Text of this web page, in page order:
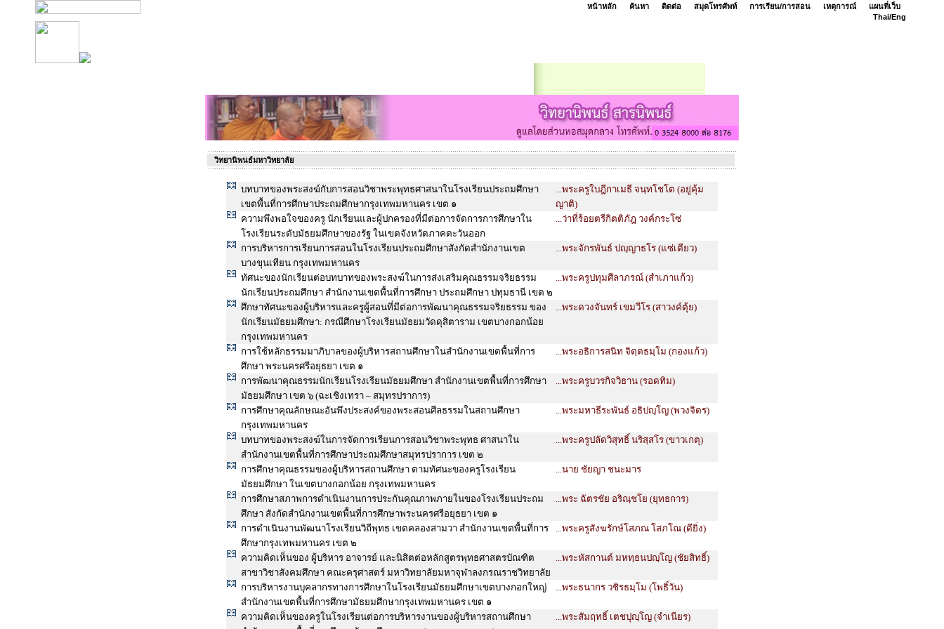
หน้าหลัก ค้นหา ติดต่อ สมุดโทรศัพท์ การเรียน/การสอน เหตุการณ์
แผนที่เว็บ
Thai/Eng
วิทยานิพนธ์มหาวิทยาลัย
บทบาทของพระสงฆ์กับการสอนวิชาพระพุทธศาสนาในโรงเรียนประถมศึกษา
เขตพื้นที่การศึกษาประถมศึกษากรุงเทพมหานคร เขต ๑
...พระครูใบฎีกาเมธี จนฺทโชโต (อยู่คุ้ม
ญาติ)
ความพึงพอใจของครู นักเรียนและผู้ปกครองที่มีต่อการจัดการการศึกษาใน
โรงเรียนระดับมัธยมศึกษาของรัฐ ในเขตจังหวัดภาคตะวันออก
...ว่าที่ร้อยตรีกิตติภัฎ วงค์กระโซ่
การบริหารการเรียนการสอนในโรงเรียนประถมศึกษาสังกัดสำนักงานเขต
บางขุนเทียน กรุงเทพมหานคร
...พระจักรพันธ์ ปญฺญาธโร (แซ่เตียว)
ทัศนะของนักเรียนต่อบทบาทของพระสงฆ์ในการส่งเสริมคุณธรรมจริยธรรม
นักเรียนประถมศึกษา สำนักงานเขตพื้นที่การศึกษา ประถมศึกษา ปทุมธานี เขต ๒
...พระครูปทุมศีลาภรณ์ (สำเภาแก้ว)
ศึกษาทัศนะของผู้บริหารและครูผู้สอนที่มีต่อการพัฒนาคุณธรรมจริยธรรม ของ
นักเรียนมัธยมศึกษา: กรณีศึกษาโรงเรียนมัธยมวัดดุสิตาราม เขตบางกอกน้อย
กรุงเทพมหานคร
...พระดวงจันทร์ เขมวีโร (สาวงค์ตุ้ย)
การใช้หลักธรรมมาภิบาลของผู้บริหารสถานศึกษาในสำนักงานเขตพื้นที่การ
ศึกษา พระนครศรีอยุธยา เขต ๑
...พระอธิการสนิท จิตฺตธมฺโม (กองแก้ว)
การพัฒนาคุณธรรมนักเรียนโรงเรียนมัธยมศึกษา สำนักงานเขตพื้นที่การศึกษา
มัธยมศึกษา เขต ๖ (ฉะเชิงเทรา – สมุทรปราการ)
...พระครูบวรกิจวิธาน (รอดทิม)
การศึกษาคุณลักษณะอันพึงประสงค์ของพระสอนศีลธรรมในสถานศึกษา
กรุงเทพมหานคร
...พระมหาธีระพันธ์ อธิปญฺโญ (พวงจิตร)
บทบาทของพระสงฆ์ในการจัดการเรียนการสอนวิชาพระพุทธ ศาสนาใน
สำนักงานเขตพื้นที่การศึกษาประถมศึกษาสมุทรปราการ เขต ๒
...พระครูปลัดวิสุทธิ์ นริสฺสโร (ขาวเกตุ)
การศึกษาคุณธรรมของผู้บริหารสถานศึกษา ตามทัศนะของครูโรงเรียน
มัธยมศึกษา ในเขตบางกอกน้อย กรุงเทพมหานคร
...นาย ชัยญา ชนะมาร
การศึกษาสภาพการดำเนินงานการประกันคุณภาพภายในของโรงเรียนประถม
ศึกษา สังกัดสำนักงานเขตพื้นที่การศึกษาพระนครศรีอยุธยา เขต ๑
...พระ ฉัตรชัย อริณฺชโย (ยุทธการ)
การดำเนินงานพัฒนาโรงเรียนวิถีพุทธ เขตคลองสามวา สำนักงานเขตพื้นที่การ
ศึกษากรุงเทพมหานคร เขต ๒
...พระครูสังฆรักษ์โสภณ โสภโณ (ดียิ่ง)
ความคิดเห็นของ ผู้บริหาร อาจารย์ และนิสิตต่อหลักสูตรพุทธศาสตรบัณฑิต
สาขาวิชาสังคมศึกษา คณะครุศาสตร์ มหาวิทยาลัยมหาจุฬาลงกรณราชวิทยาลัย
...พระหัสกานต์ มหทฺธนปญฺโญ (ชัยสิทธิ์)
การบริหารงานบุคลากรทางการศึกษาในโรงเรียนมัธยมศึกษาเขตบางกอกใหญ่
สำนักงานเขตพื้นที่การศึกษามัธยมศึกษากรุงเทพมหานคร เขต ๑
...พระธนากร วชิรธมฺโม (โพธิ์วัน)
ความคิดเห็นของครูในโรงเรียนต่อการบริหารงานของผู้บริหารสถานศึกษา
...พระสัมฤทธิ์ เตชปุญฺโญ (จำเนียร)